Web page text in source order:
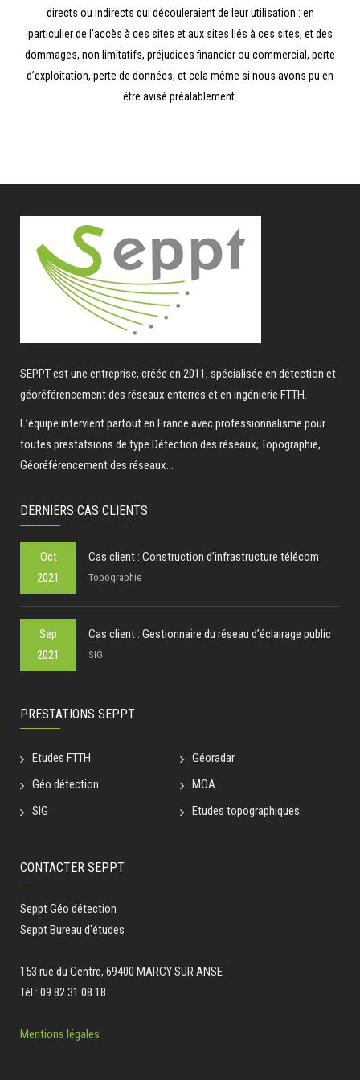
directs ou indirects qui découleraient de leur utilisation : en
particulier de l’accès à ces sites et aux sites liés à ces sites, et des
dommages, non limitatifs, préjudices financier ou commercial, perte
d’exploitation, perte de données, et cela même si nous avons pu en
être avisé préalablement.
SEPPT est une entreprise, créée en 2011, spécialisée en détection et
géoréférencement des réseaux enterrés et en ingénierie FTTH.
L’équipe intervient partout en France avec professionnalisme pour
toutes prestatsions de type Détection des réseaux, Topographie,
Géoréférencement des réseaux...
DERNIERS CAS CLIENTS
Oct
2021
Cas client : Construction d’infrastructure télécom
Topographie
Sep
2021
Cas client : Gestionnaire du réseau d’éclairage public
SIG
PRESTATIONS SEPPT
Etudes FTTH
Géoradar
Géo détection
MOA
SIG
Etudes topographiques
CONTACTER SEPPT
Seppt Géo détection
Seppt Bureau d'études
153 rue du Centre, 69400 MARCY SUR ANSE
Tél : 09 82 31 08 18
Mentions légales